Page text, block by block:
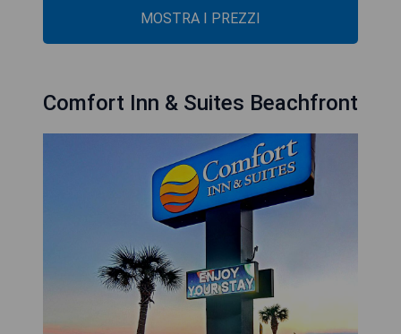
MOSTRA I PREZZI
Comfort Inn & Suites Beachfront